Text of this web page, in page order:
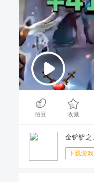
00:00/01:40
拍豆 收藏
下载游戏